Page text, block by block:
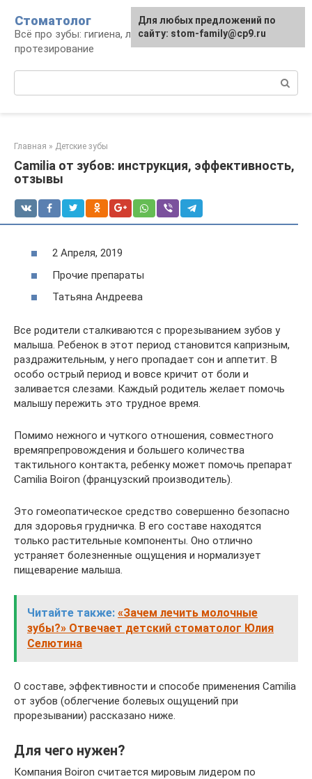
контенту
Стоматолог
Всё про зубы: гигиена, лечение,
протезирование
Главная » Детские зубы
Camilia от зубов: инструкция, эффективность,
отзывы
2 Апреля, 2019
Прочие препараты
Татьяна Андреева
Все родители сталкиваются с прорезыванием зубов у
малыша. Ребенок в этот период становится капризным,
раздражительным, у него пропадает сон и аппетит. В
особо острый период и вовсе кричит от боли и
заливается слезами. Каждый родитель желает помочь
малышу пережить это трудное время.
Помимо нежного и чуткого отношения, совместного
времяпрепровождения и большего количества
тактильного контакта, ребенку может помочь препарат
Camilia Boiron (французский производитель).
Это гомеопатическое средство совершенно безопасно
для здоровья грудничка. В его составе находятся
только растительные компоненты. Оно отлично
устраняет болезненные ощущения и нормализует
пищеварение малыша.
Читайте также: «Зачем лечить молочные
зубы?» Отвечает детский стоматолог Юлия
Селютина
О составе, эффективности и способе применения Camilia
от зубов (облегчение болевых ощущений при
прорезывании) рассказано ниже.
Для чего нужен?
Компания Boiron считается мировым лидером по
Для любых предложений по
сайту: stom-family@cp9.ru